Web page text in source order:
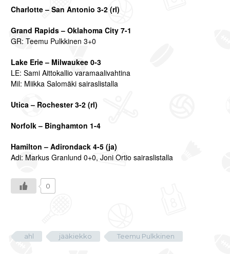
Charlotte – San Antonio 3-2 (rl)
Grand Rapids – Oklahoma City 7-1
GR: Teemu Pulkkinen 3+0
Lake Erie – Milwaukee 0-3
LE: Sami Aittokallio varamaalivahtina
Mil: Miikka Salomäki sairaslistalla
Utica – Rochester 3-2 (rl)
Norfolk – Binghamton 1-4
Hamilton – Adirondack 4-5 (ja)
Adi: Markus Granlund 0+0, Joni Ortio sairaslistalla
0
ahl jääkiekko Teemu Pulkkinen